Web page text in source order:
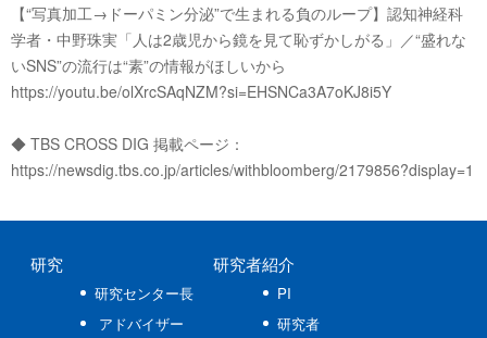
【“写真加工→ドーパミン分泌”で生まれる負のループ】認知神経科
学者・中野珠実「人は2歳児から鏡を見て恥ずかしがる」／“盛れな
いSNS”の流行は“素”の情報がほしいから
https://youtu.be/olXrcSAqNZM?si=EHSNCa3A7oKJ8i5Y
◆ TBS CROSS DIG 掲載ページ：
https://newsdig.tbs.co.jp/articles/withbloomberg/2179856?display=1
研究
研究センター長
アドバイザー
研究者紹介
PI
研究者